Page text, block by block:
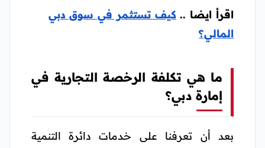
اقرأ ايضا ..كيف تستثمر في سوق دبي
المالي؟
ما هي تكلفة الرخصة التجارية في
إمارة دبي؟
بعد أن تعرفنا على خدمات دائرة التنمية